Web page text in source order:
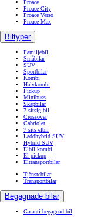
Proace
Proace City
Proace Verso
Proace Max
Biltyper
Familjebil
Småbilar
SUV
Sportbilar
Kombi
Halvkombi
Pickup
Minibuss
Skåpbilar
7-sitsig bil
Crossover
Cabriolet
7 sits elbil
Laddhybrid SUV
Hybrid SUV
Elbil kombi
El pickup
Eltransportbilar
Tjänstebilar
Transportbilar
Begagnade bilar
Garanti begagnad bil